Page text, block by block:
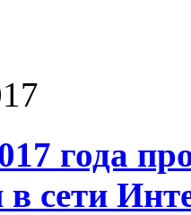
года
в сети